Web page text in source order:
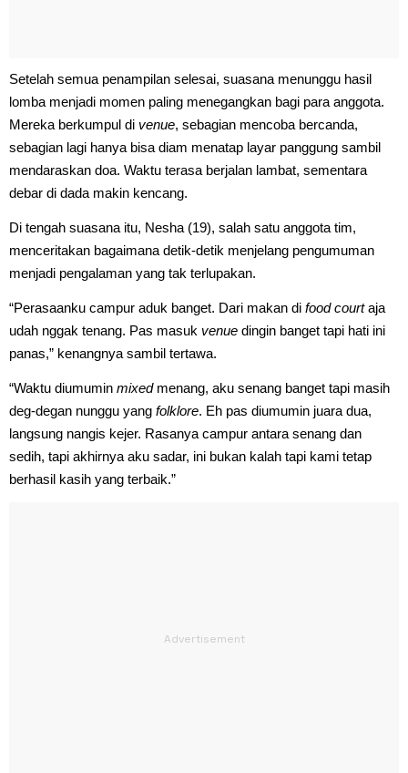
Setelah semua penampilan selesai, suasana menunggu hasil
lomba menjadi momen paling menegangkan bagi para anggota.
Mereka berkumpul di venue, sebagian mencoba bercanda,
sebagian lagi hanya bisa diam menatap layar panggung sambil
mendaraskan doa. Waktu terasa berjalan lambat, sementara
debar di dada makin kencang.
Di tengah suasana itu, Nesha (19), salah satu anggota tim,
menceritakan bagaimana detik-detik menjelang pengumuman
menjadi pengalaman yang tak terlupakan.
“Perasaanku campur aduk banget. Dari makan di food courtaja
udah nggak tenang. Pas masuk venue dingin banget tapi hati ini
panas,” kenangnya sambil tertawa.
“Waktu diumumin mixedmenang, aku senang banget tapi masih
deg-degan nunggu yang folklore. Eh pas diumumin juara dua,
langsung nangis kejer. Rasanya campur antara senang dan
sedih, tapi akhirnya aku sadar, ini bukan kalah tapi kami tetap
berhasil kasih yang terbaik.”